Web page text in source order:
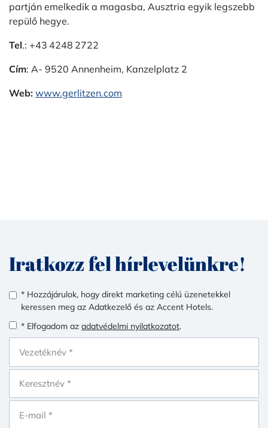
partján emelkedik a magasba, Ausztria egyik legszebb
repülő hegye.
Tel.: +43 4248 2722
Cím: A- 9520 Annenheim, Kanzelplatz 2
Web: www.gerlitzen.com
Iratkozz fel hírlevelünkre!
* Hozzájárulok, hogy direkt marketing célú üzenetekkel
keressen meg az Adatkezelő és az Accent Hotels.
* Elfogadom az adatvédelmi nyilatkozatot.